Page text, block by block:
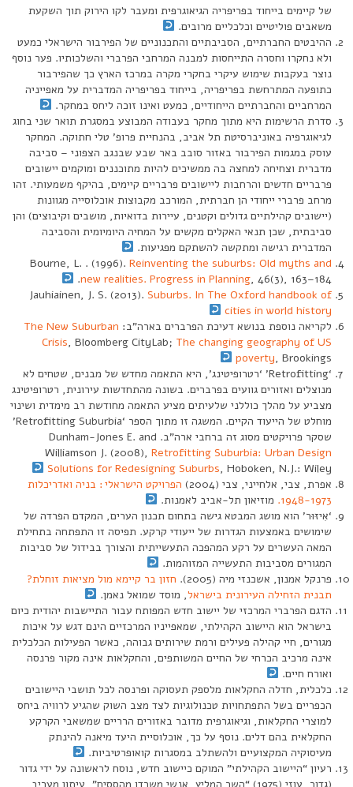
של קיימים בייחוד בפריפריה הגיאוגרפית ומעבר לקו הירוק תוך השקעת
משאבים פוליטיים וכלכליים מרובים.
ההיבטים החברתיים, הסביבתיים והתכנוניים של הפירבור הישראלי כמעט
ולא נחקרו וחסרה התייחסות למבנה המרחבי הפרברי והשלכותיו. פער נוסף
נוצר בעקבות שימוש עיקרי בחקרי מקרה במרכז הארץ כך שהפירבור
כתופעה המתרחשת בפריפריה, בייחוד בפריפריה המדברית על מאפייניה
המרחביים והחברתיים הייחודיים, כמעט ואינו זוכה ליחס במחקר.
סדרת הרשימות היא מתוך מחקר בעבודה המבוצע במסגרת תואר שני בחוג
לגיאוגרפיה באוניברסיטת תל אביב, בהנחיית פרופ’ טלי חתוקה. המחקר
עוסק במגמות הפירבור באזור סובב באר שבע שבנגב הצפוני – סביבה
מדברית וצחיחה למחצה בה ממשיכים להיות מתוכננים ומוקמים יישובים
פרבריים חדשים והרחבות ליישובים פרבריים קיימים, בהיקף משמעותי. זהו
מרחב פרברי ייחודי הן חברתית, המורכב מקבוצות אוכלוסייה מגוונות
(יישובים קהילתיים גדולים וקטנים, עיירות בדואיות, מושבים וקיבוצים) והן
סביבתית, שכן תנאי האקלים מקשים על המחיה היומיומית והסביבה
המדברית רגישה ומתקשה להשתקם מפגיעות.
Bourne, L. . (1996). Reinventing the suburbs: Old myths and
new realities. Progress in Planning, 46(3), 163–184.
Jauhiainen, J. S. (2013). Suburbs. In The Oxford handbook of
cities in world history
לקריאה נוספת בנושא דעיכת הפרברים בארה”ב: The New Suburban
Crisis, Bloomberg CityLab; The changing geography of US
poverty, Brookings
‘Retrofitting’ ‘רטרופיטינג’, היא התאמה מחדש של מבנים, שטחים לא
מנוצלים ואזורים גוועים בפרברים. בשונה מהתחדשות עירונית, רטרופיטינג
מצביע על מהלך כוללני שלעיתים מציע התאמה מחודשת רב מימדית ושינוי
מוחלט של הייעוד הקיים. המשגה זו מתוך הספר ‘Retrofitting Suburbia’
שסקר פרויקטים מסוג זה ברחבי ארה”ב. Dunham-Jones E. and
Williamson J. (2008), Retrofitting Suburbia: Urban Design
Solutions for Redesigning Suburbs, Hoboken, N.J.: Wiley
אפרת, צבי, אלחייני, צבי (2004)
הפרויקט הישראלי : בניה ואדריכלות
1948-1973. מוזיאון תל-אביב לאמנות.
‘אִיזּוּר’ הוא מושג המבטא גישה בתחום תכנון הערים, המקדם הפרדה של
שימושים באמצעות הגדרות של ייעודי קרקע. תפיסה זו התפתחה בתחילת
המאה העשרים על רקע המהפכה התעשייתית והצורך בבידול של סביבות
המגורים מסביבות התעשייה המזוהמות.
פרנקל אמנון, אשכנזי מיה (2005).
חזון בר קיימא מול מציאות זוחלת?
תבנית הזחילה העירונית בישראל, מוסד שמואל נאמן.
הדגם הפרברי המרכזי של יישוב חדש המפותח עבור התיישבות יהודית כיום
בישראל הוא היישוב הקהילתי, שמאפייניו המרכזיים הינם דגש על איכות
מגורים, חיי קהילה פעילים ורמת שירותים גבוהה, כאשר הפעילות הכלכלית
אינה מרכיב הכרחי של החיים המשותפים, והחקלאות אינה מקור פרנסה
ואורח חיים.
כלכלית, חדלה החקלאות מלספק תעסוקה ופרנסה לכל תושבי היישובים
הכפריים בשל התפתחויות טכנולוגיות לצד מצב השוק שהגיע לרוויה ביחס
למוצרי החקלאות, וגיאוגרפית מדובר באזורים הרריים שמשאבי הקרקע
החקלאית בהם דלים. נוסף על כך, אוכלוסיית היעד מיאנה להינתק
מעיסוקיה המקצועיים ולהשתלב במסגרות קואופרטיביות.
רעיון “היישוב הקהילתי” המוקם כיישוב חדש, נוסח לראשונה על ידי גדור